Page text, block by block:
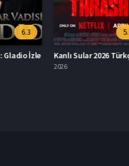
6.3
İzle
5.0
Kanlı Sular 2026 Türkçe İzle